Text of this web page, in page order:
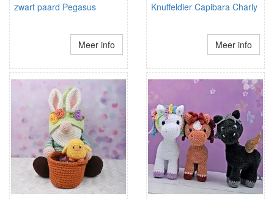
zwart paard Pegasus
Meer info
Knuffeldier Capibara Charly
Meer info